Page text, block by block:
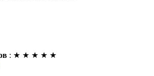
: ★ ★ ★ ★ ★